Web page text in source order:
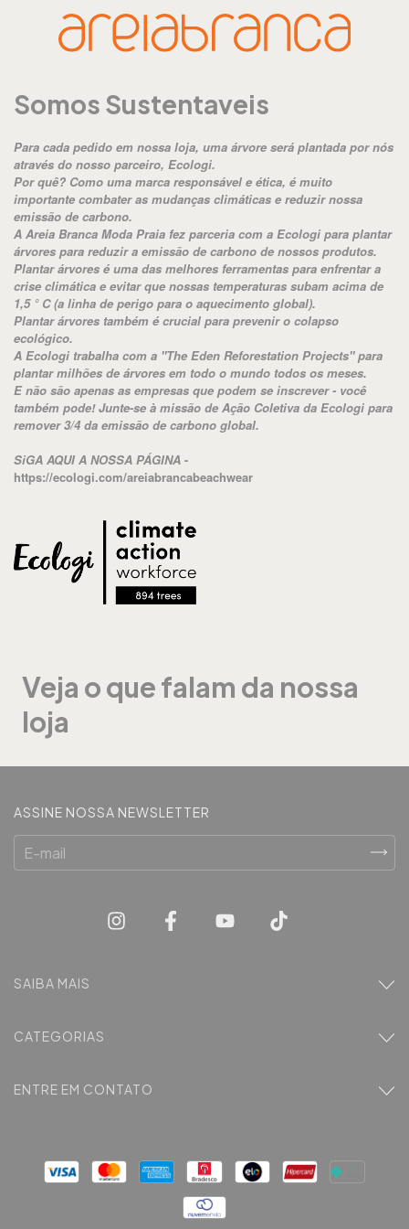
Somos Sustentaveis
Para cada pedido em nossa loja, uma árvore será plantada por nós
através do nosso parceiro, Ecologi.
Por quê? Como uma marca responsável e ética, é muito
importante combater as mudanças climáticas e reduzir nossa
emissão de carbono.
A Areia Branca Moda Praia fez parceria com a Ecologi para plantar
árvores para reduzir a emissão de carbono de nossos produtos.
Plantar árvores é uma das melhores ferramentas para enfrentar a
crise climática e evitar que nossas temperaturas subam acima de
1,5 ° C (a linha de perigo para o aquecimento global).
Plantar árvores também é crucial para prevenir o colapso
ecológico.
A Ecologi trabalha com a "The Eden Reforestation Projects" para
plantar milhões de árvores em todo o mundo todos os meses.
E não são apenas as empresas que podem se inscrever - você
também pode! Junte-se à missão de Ação Coletiva da Ecologi para
remover 3/4 da emissão de carbono global.
SiGA AQUI A NOSSA PÁGINA -
https://ecologi.com/areiabrancabeachwear
Veja o que falam da nossa
loja
ASSINE NOSSA NEWSLETTER
SAIBA MAIS
CATEGORIAS
ENTRE EM CONTATO